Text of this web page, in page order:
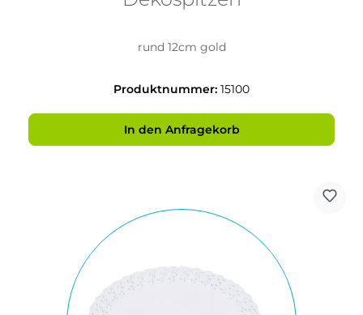
rund 12cm gold
Produktnummer: 15100
In den Anfragekorb